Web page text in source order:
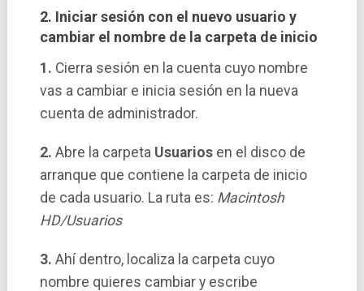
2. Iniciar sesión con el nuevo usuario y
cambiar el nombre de la carpeta de inicio
1. Cierra sesión en la cuenta cuyo nombre
vas a cambiar e inicia sesión en la nueva
cuenta de administrador.
2. Abre la carpeta Usuariosen el disco de
arranque que contiene la carpeta de inicio
de cada usuario. La ruta es: Macintosh
HD/Usuarios
3. Ahí dentro, localiza la carpeta cuyo
nombre quieres cambiar y escribe